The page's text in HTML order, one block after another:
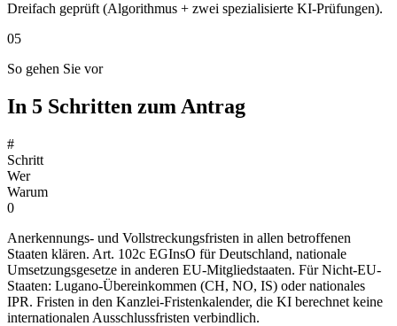
Dreifach geprüft (Algorithmus + zwei spezialisierte KI-Prüfungen).
05
So gehen Sie vor
In 5 Schritten zum Antrag
#
Schritt
Wer
Warum
0
Anerkennungs- und Vollstreckungsfristen in allen betroffenen
Staaten klären. Art. 102c EGInsO für Deutschland, nationale
Umsetzungsgesetze in anderen EU-Mitgliedstaaten. Für Nicht-EU-
Staaten: Lugano-Übereinkommen (CH, NO, IS) oder nationales
IPR. Fristen in den Kanzlei-Fristenkalender, die KI berechnet keine
internationalen Ausschlussfristen verbindlich.